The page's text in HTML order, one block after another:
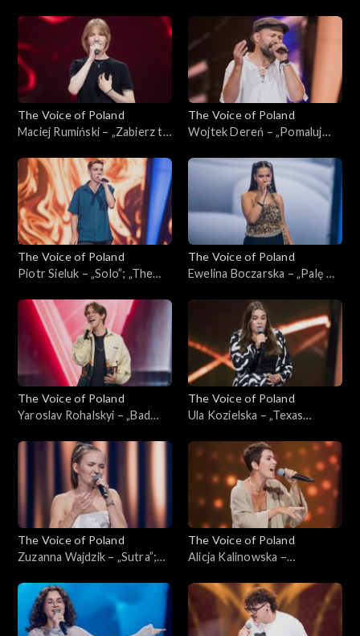
zestarzejemy się”; „The
Voice of Poland”, Bitwy, 12
października 2024
„Die with a Smile”; „The Voice
of Poland”, Bitwy, 12
października 2024
The Voice of Poland
Maciej Rumiński – „Zabierz tę
Poland”, Przesłuchania w
ciemno, 5 października 2024
The Voice of Poland
Wojtek Dereń – „Pomaluj
Poland”, Przesłuchania w
ciemno, 5 października 2024
The Voice of Poland
Piotr Sieluk – „Solo”; „The
Przesłuchania w ciemno, 5
października 2024
The Voice of Poland
Ewelina Boczarska – „Palę w
Poland”, Przesłuchania w
ciemno, 5 października 2024
The Voice of Poland
Yaroslav Rohalskyi – „Bad
Przesłuchania w ciemno, 5
października 2024
The Voice of Poland
Ula Kozielska – „Texas
Poland”, Przesłuchania w
ciemno, 5 października 2024
The Voice of Poland
Zuzanna Wajdzik – „Sutra”;
Przesłuchania w ciemno, 5
października 2024
The Voice of Poland
Alicja Kalinowska –
Voice of Poland”,
Przesłuchania w ciemno, 5
października 2024